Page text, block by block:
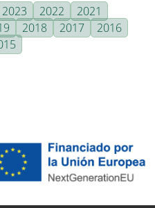
2023 2022
2021
2018 2017
2016